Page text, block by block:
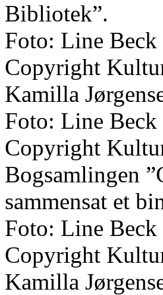
Bibliotek”.
Foto: Line Beck
Copyright
Kamilla
Foto: Line Beck
Copyright
Bogsamlingen
sammensat et
Foto: Line Beck
Copyright
Kamilla